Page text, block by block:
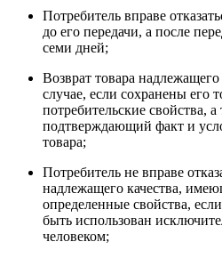
Потребитель вправе
до его передачи, а после
семи дней;
Возврат товара
случае, если сохранены его
потребительские свойства,
подтверждающий факт и
товара;
Потребитель не вправе
надлежащего качества,
определенные свойства,
быть использован
человеком;